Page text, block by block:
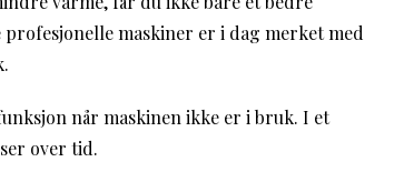
maskiner er i dag merket med
når maskinen ikke er i bruk. I et
over tid.